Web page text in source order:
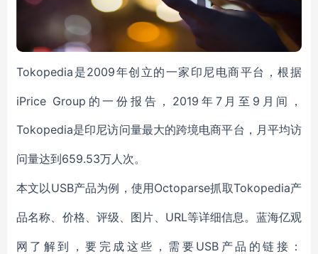
Tokopedia 是2009年创立的一家印尼电商平台，根据
iPrice Group的一份报告，2019年7月至9月间，
Tokopedia是印尼访问量最大的跨境电商平台，月平均访
问量达到 659.53万人次。
本文以 USB产品为例，使用Octoparse抓取Tokopedia产
品名称、价格、评级、图片、 URL等详细信息。蓝海亿观
网了解到，要完成这些，需要USB产品的链接：